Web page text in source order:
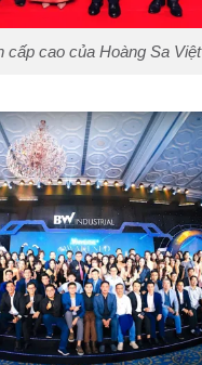
cấp cao của Hoàng Sa Việt